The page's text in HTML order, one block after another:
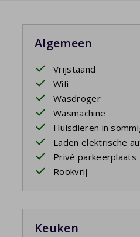
Algemeen
Vrijstaand
Wifi
Wasdroger
Wasmachine
Huisdieren in
Laden elektrische
Privé parkeerplaats
Rookvrij
Keuken